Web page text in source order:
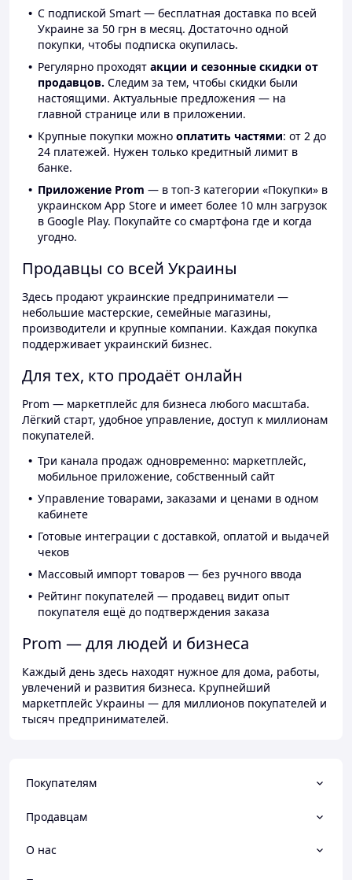
С подпиской Smart — бесплатная доставка по всей
Украине за 50 грн в месяц. Достаточно одной
покупки, чтобы подписка окупилась.
Регулярно проходят акции и сезонные скидки от
продавцов. Следим за тем, чтобы скидки были
настоящими. Актуальные предложения — на
главной странице или в приложении.
Крупные покупки можно оплатить частями: от 2 до
24 платежей. Нужен только кредитный лимит в
банке.
Приложение Prom — в топ-3 категории «Покупки» в
украинском App Store и имеет более 10 млн загрузок
в Google Play. Покупайте со смартфона где и когда
угодно.
Продавцы со всей Украины
Здесь продают украинские предприниматели —
небольшие мастерские, семейные магазины,
производители и крупные компании. Каждая покупка
поддерживает украинский бизнес.
Для тех, кто продаёт онлайн
Prom — маркетплейс для бизнеса любого масштаба.
Лёгкий старт, удобное управление, доступ к миллионам
покупателей.
Три канала продаж одновременно: маркетплейс,
мобильное приложение, собственный сайт
Управление товарами, заказами и ценами в одном
кабинете
Готовые интеграции с доставкой, оплатой и выдачей
чеков
Массовый импорт товаров — без ручного ввода
Рейтинг покупателей — продавец видит опыт
покупателя ещё до подтверждения заказа
Prom — для людей и бизнеса
Каждый день здесь находят нужное для дома, работы,
увлечений и развития бизнеса. Крупнейший
маркетплейс Украины — для миллионов покупателей и
тысяч предпринимателей.
Покупателям
Продавцам
О нас